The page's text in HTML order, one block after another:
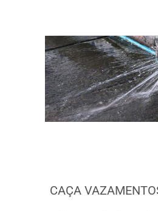
CAÇA